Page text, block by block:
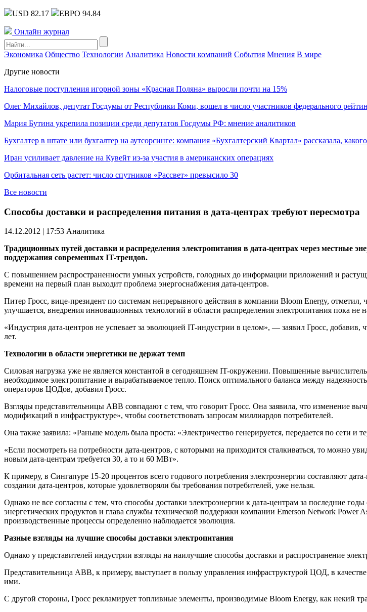
USD 82.17 ЕВРО 94.84
Онлайн журнал
Экономика Общество Технологии Аналитика Новости компаний События Мнения В мире
Другие новости
Налоговые поступления игорной зоны «Красная Поляна» выросли почти на 15%
Олег Михайлов, депутат Госдумы от Республики Коми, вошел в число участников федерального
Мария Бутина укрепила позиции среди депутатов Госдумы РФ: мнение аналитиков
Бухгалтер в штате или бухгалтер на аутсорсинге: компания «Бухгалтерский Квартал» рассказала,
Иран усиливает давление на Кувейт из-за участия в американских операциях
Орбитальная сеть растет: число спутников «Рассвет» превысило 30
Все новости
Способы доставки и распределения питания в дата-центрах требуют пересмотра
14.12.2012 | 17:53 Аналитика
Традиционных путей доставки и распределения электропитания в дата-центрах через местные
поддержания современных IT-трендов.
С повышением распространенности умных устройств, голодных до информации приложений и
времени на первый план выходит проблема энергоснабжения дата-центров.
Питер Гросс, вице-президент по системам непрерывного действия в компании Bloom Energy, отметил,
улучшается, внедрения инновационных технологий в области распределения электропитания пока не
«Индустрия дата-центров не успевает за эволюцией IT-индустрии в целом», — заявил Гросс,
лет.
Технологии в области энергетики не держат темп
Силовая нагрузка уже не является константой в сегодняшнем IT-окружении. Повышенные
необходимое электропитание и вырабатываемое тепло. Поиск оптимального баланса между
операторов ЦОДов, добавил Гросс.
Взгляды представительницы ABB совпадают с тем, что говорит Гросс. Она заявила, что изменение
модификаций в инфраструктуре», чтобы соответствовать запросам миллиардов потребителей.
Она также заявила: «Раньше модель была проста: «Электричество генерируется, передается по сети и
«Если посмотреть на потребности дата-центров, с которыми на приходится сталкиваться, то можно
новым дата-центрам требуется 30, а то и 60 МВт».
К примеру, в Сингапуре 15-20 процентов всего годового потребления электроэнергии составляют
создании дата-центров, которые удовлетворяли бы требования потребителей, уже нельзя.
Однако не все согласны с тем, что способы доставки электроэнергии к дата-центрам за последние
энергетических продуктов и глава службы технической поддержки компании Emerson Network Power
производственные процессы определенно наблюдается эволюция.
Разные взгляды на лучшие способы доставки электропитания
Однако у представителей индустрии взгляды на наилучшие способы доставки и распространение
Представительница ABB, к примеру, выступает в пользу управления инфраструктурой ЦОД, в
ими.
С другой стороны, Гросс рекламирует топливные элементы, производимые Bloom Energy, как некий